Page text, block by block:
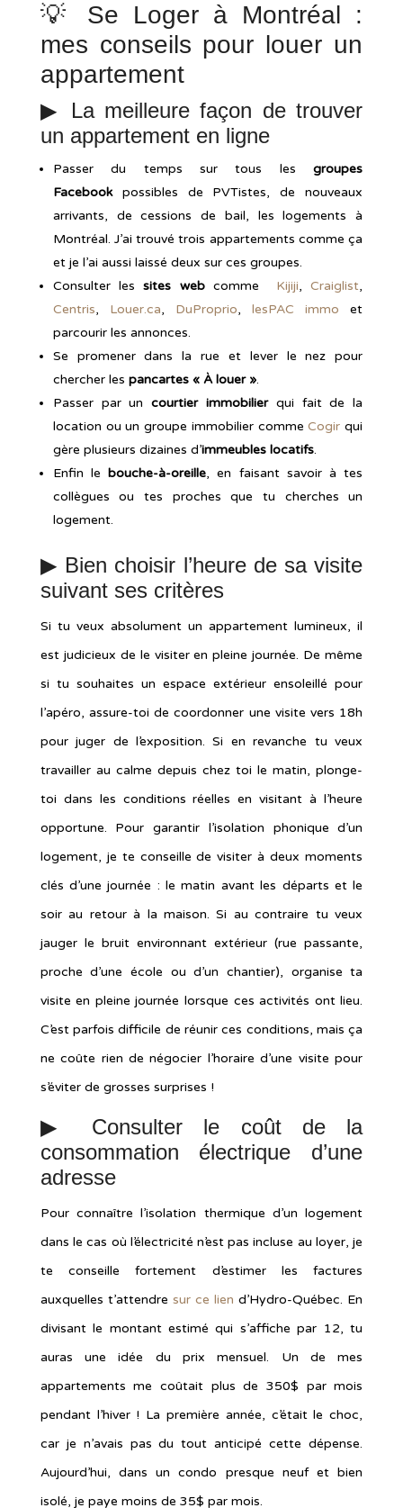
💡 Se Loger à Montréal :
mes conseils pour louer un
appartement
▶︎ La meilleure façon de trouver
un appartement en ligne
Passer du temps sur tous lesgroupes
Facebookpossibles de PVTistes, de nouveaux
arrivants, de cessions de bail, les logements à
Montréal. J’ai trouvé trois appartements comme ça
et je l’ai aussi laissé deux sur ces groupes.
Consulter lessites webcomme Kijiji,Craiglist,
Centris, Louer.ca, DuProprio,lesPAC immo et
parcourir les annonces.
Se promener dans la rue et lever le nez pour
chercher les pancartes « À louer ».
Passer par uncourtier immobilierqui fait de la
location ou un groupe immobilier commeCogir qui
gère plusieurs dizaines d’immeubles locatifs.
Enfin lebouche-à-oreille, en faisant savoir à tes
collègues ou tes proches que tu cherches un
logement.
▶︎ Bien choisir l’heure de sa visite
suivant ses critères
Si tu veux absolument un appartement lumineux, il
est judicieux de le visiter en pleine journée. De même
si tu souhaites un espace extérieur ensoleillé pour
l’apéro, assure-toi de coordonner une visite vers 18h
pour juger de l’exposition. Si en revanche tu veux
travailler au calme depuis chez toi le matin, plonge-
toi dans les conditions réelles en visitant à l’heure
opportune. Pour garantir l’isolation phonique d’un
logement, je te conseille de visiter à deux moments
clés d’une journée : le matin avant les départs et le
soir au retour à la maison. Si au contraire tu veux
jauger le bruit environnant extérieur (rue passante,
proche d’une école ou d’un chantier), organise ta
visite en pleine journée lorsque ces activités ont lieu.
C’est parfois difficile de réunir ces conditions, mais ça
ne coûte rien de négocier l’horaire d’une visite pour
s’éviter de grosses surprises !
▶︎ Consulter le coût de la
consommation électrique d’une
adresse
Pour connaître l’isolation thermique d’un logement
dans le cas où l’électricité n’est pas incluse au loyer, je
te conseille fortement d’estimer les factures
auxquelles t’attendre sur ce lien d’Hydro-Québec. En
divisant le montant estimé qui s’affiche par 12, tu
auras une idée du prix mensuel. Un de mes
appartements me coûtait plus de 350$ par mois
pendant l’hiver ! La première année, c’était le choc,
car je n’avais pas du tout anticipé cette dépense.
Aujourd’hui, dans un condo presque neuf et bien
isolé, je paye moins de 35$ par mois.